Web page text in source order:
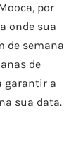
por
onde sua
de semana
de
garantir a
na sua data.